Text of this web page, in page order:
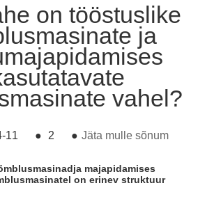
on tööstuslike
ja
vahel?
11 ● 2 ● Jäta mulle sõnum
ja majapidamises
on erinev struktuur